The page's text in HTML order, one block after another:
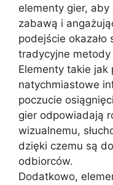
elementy gier, aby
zabawą i
podejście
tradycyjne metody
Elementy takie jak
natychmiastowe
poczucie
gier odpowiadają
wizualnemu,
dzięki czemu są
odbiorców.
Dodatkowo,